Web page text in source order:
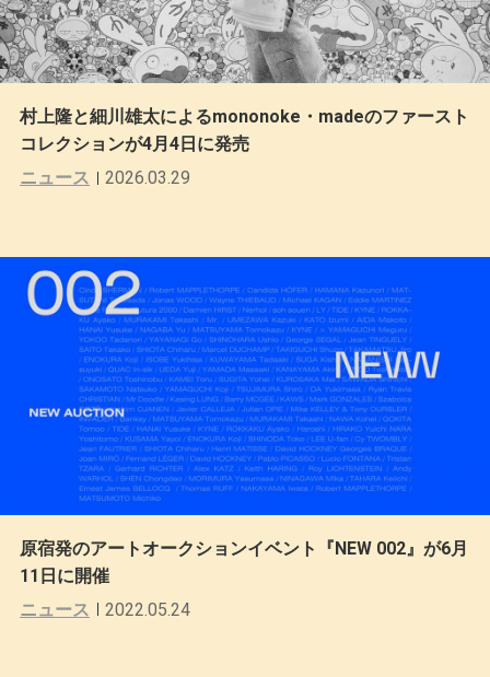
村上隆と細川雄太によるmononoke・madeのファースト
コレクションが4月4日に発売
ニュース
2026.03.29
原宿発のアートオークションイベント『NEW 002』が6月
11日に開催
ニュース
2022.05.24